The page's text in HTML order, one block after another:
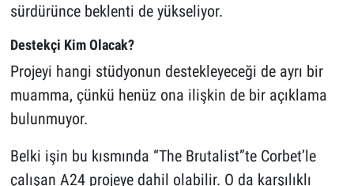
sürdürünce beklenti de yükseliyor.
Destekçi Kim Olacak?
Projeyi hangi stüdyonun destekleyeceği de ayrı bir
muamma, çünkü henüz ona ilişkin de bir açıklama
bulunmuyor.
Belki işin bu kısmında “The Brutalist”te Corbet’le
çalışan A24 projeye dahil olabilir. O da karşılıklı